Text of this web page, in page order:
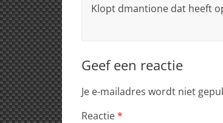
Klopt dmantione dat heeft
Geef een reactie
Je e-mailadres wordt niet
Reactie*